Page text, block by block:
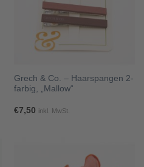
Grech & Co. – Haarspangen 2-
farbig, „Mallow“
€7,50 inkl. MwSt.